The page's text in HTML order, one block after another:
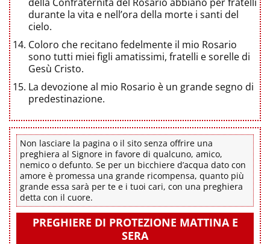
durante la vita e nell’ora della morte i santi del
cielo.
Coloro che recitano fedelmente il mio Rosario
sono tutti miei figli amatissimi, fratelli e sorelle di
Gesù Cristo.
La devozione al mio Rosario è un grande segno di
predestinazione.
Non lasciare la pagina o il sito senza offrire una
preghiera al Signore in favore di qualcuno, amico,
nemico o defunto. Se per un bicchiere d’acqua dato con
amore è promessa una grande ricompensa, quanto più
grande essa sarà per te e i tuoi cari, con una preghiera
detta con il cuore.
PREGHIERE DI PROTEZIONE MATTINA E
SERA